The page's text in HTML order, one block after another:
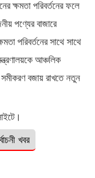
ক্ষমতা পরিবর্তনের ফলে
পণ্যের বাজারে
পরিবর্তনের সাথে সাথে
আঞ্চলিক
বজায় রাখতে নতুন
খবর